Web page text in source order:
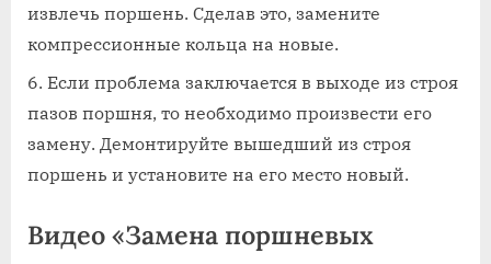
извлечь поршень. Сделав это, замените
компрессионные кольца на новые.
Если проблема заключается в выходе из строя
пазов поршня, то необходимо произвести его
замену. Демонтируйте вышедший из строя
поршень и установите на его место новый.
Видео «Замена поршневых